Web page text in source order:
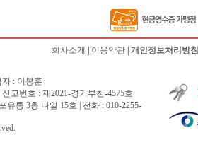
회사소개 이용약관 개인정보처리방침
자 : 이봉훈
신고번호 : 제2021-경기부천-4575호
유통 3층 나열 15호 | 전화 : 010-2255-